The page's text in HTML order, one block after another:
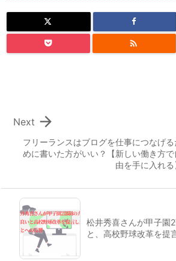

フリーランスはブログを仕事につなげる
めに書いた方がいい？【新しい働き方で
由を手に入れる

Next
松井秀喜さんが甲子園
と、高校野球改革を提